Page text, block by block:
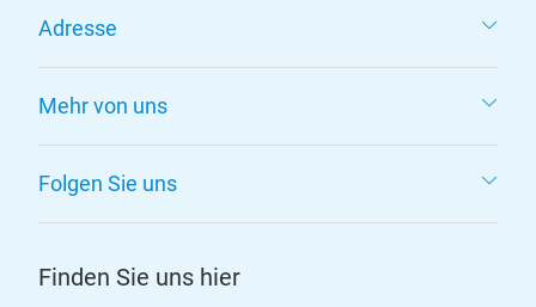
Adresse
Mehr von uns
Folgen Sie uns
Finden Sie uns hier